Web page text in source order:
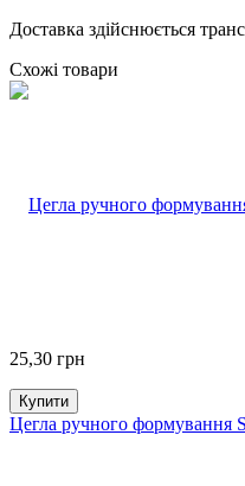
Доставка здійснюється
Схожі товари
25,30 грн
Купити
Цегла ручного формування